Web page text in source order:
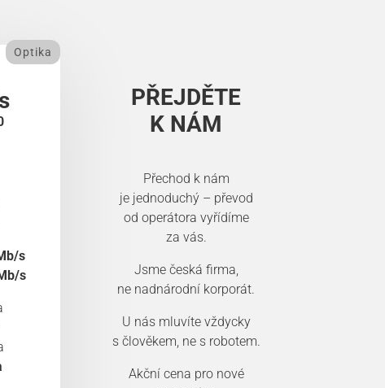
Optika
s
s
PŘEJDĚTE
K NÁM
Přechod k nám
je jednoduchý – převod
od operátora vyřídíme
za vás.
Jsme česká firma,
ne nadnárodní korporát.
U nás mluvíte vždycky
s člověkem, ne s robotem.
Akční cena pro nové